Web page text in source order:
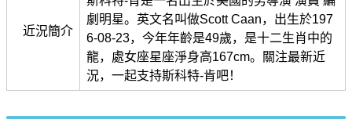
近況簡介
劇明星。英文名叫做Scott Caan，出生於197
6-08-23，今年年齡是49歲，是十二生肖中的
龍，處女座星座淨身高167cm。關注最新近
況，一起支持斯科特-肯吧！